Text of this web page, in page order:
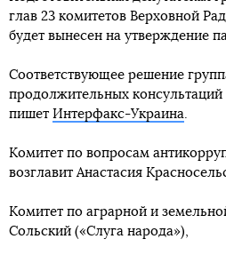
глав 23 комитетов Верховной
будет вынесен на утверждение
Соответствующее решение
продолжительных консультаций
пишет Интерфакс-Украина.
Комитет по вопросам
возглавит Анастасия
Комитет по аграрной и
Сольский («Слуга народа»),